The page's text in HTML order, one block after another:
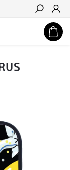
Hľadať